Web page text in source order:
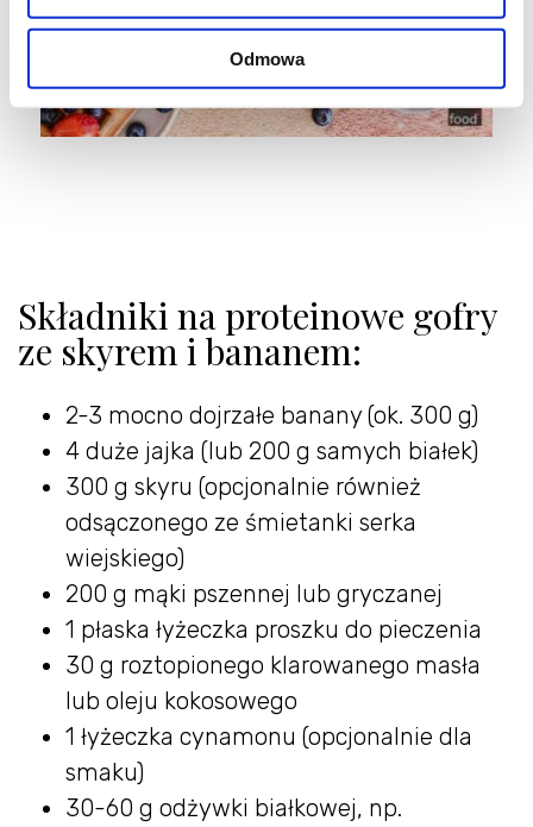
Odmowa
Składniki na proteinowe gofry
ze skyrem i bananem:
2-3 mocno dojrzałe banany (ok. 300 g)
4 duże jajka (lub 200 g samych białek)
300 g skyru (opcjonalnie również
odsączonego ze śmietanki serka
wiejskiego)
200 g mąki pszennej lub gryczanej
1 płaska łyżeczka proszku do pieczenia
30 g roztopionego klarowanego masła
lub oleju kokosowego
1 łyżeczka cynamonu (opcjonalnie dla
smaku)
30-60 g odżywki białkowej, np.